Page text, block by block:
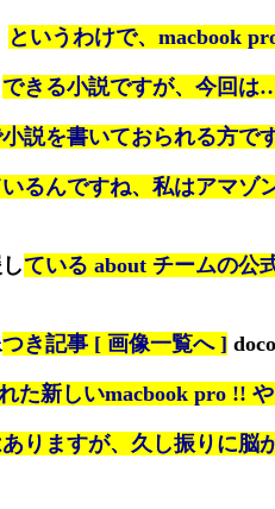
というわけで、macbook
できる小説ですが、今回は
説を書いておられる方で
るんですね、私はアマゾ
ている about チームの公
つき記事 [ 画像一覧へ ]
た新しいmacbook pro !! や
りますが、久し振りに脳